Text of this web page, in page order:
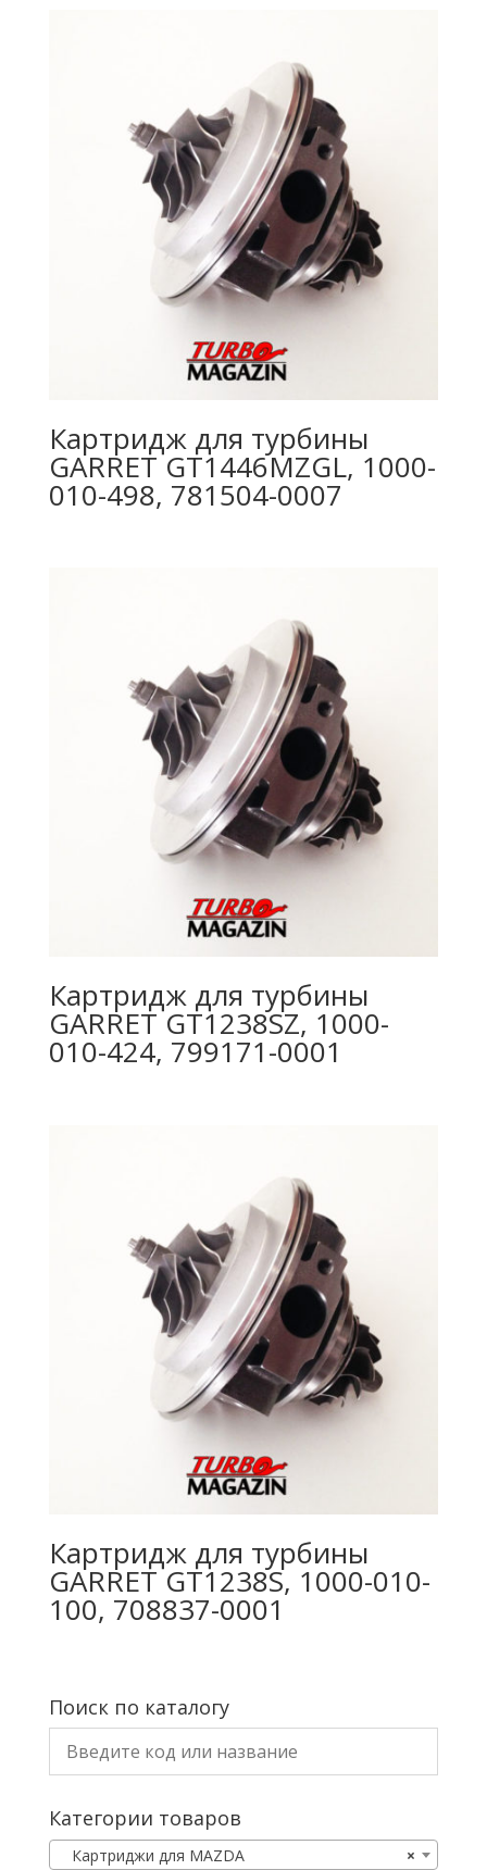
Картридж для турбины
GARRET GT1446MZGL, 1000-
010-498, 781504-0007
Картридж для турбины
GARRET GT1238SZ, 1000-
010-424, 799171-0001
Картридж для турбины
GARRET GT1238S, 1000-010-
100, 708837-0001
Поиск по каталогу
Категории товаров
×
Картриджи для MAZDA